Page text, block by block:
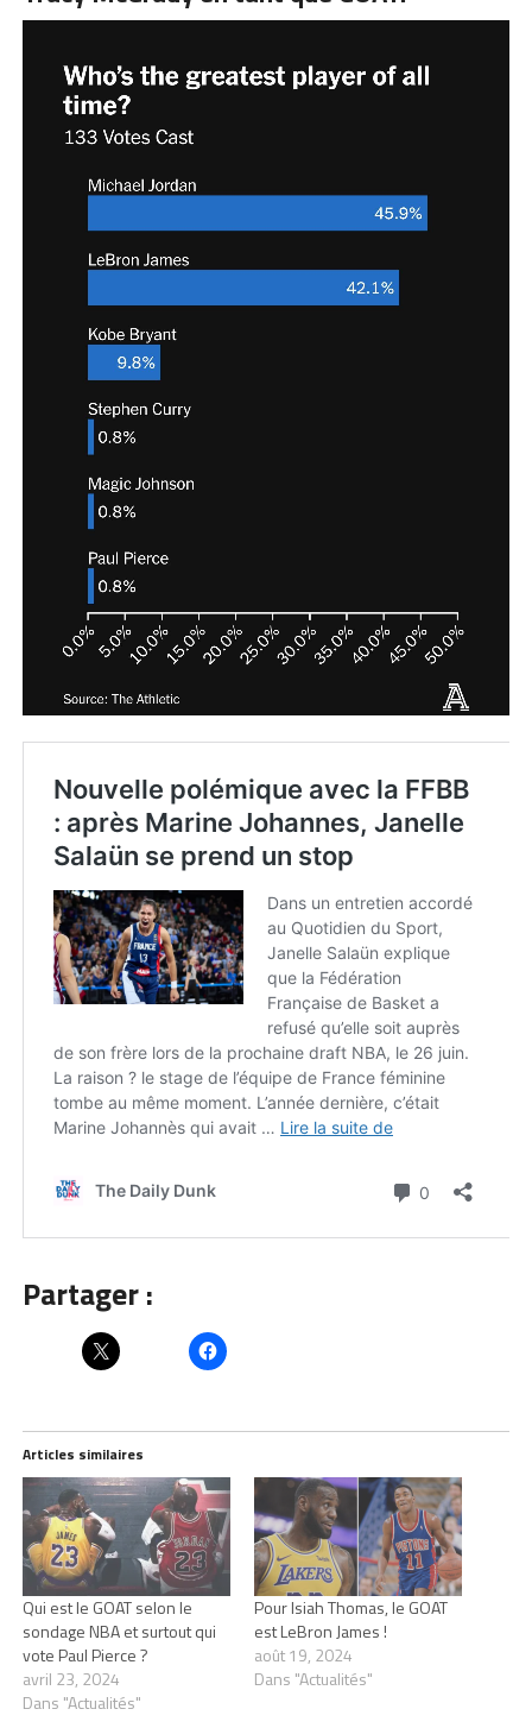
Partager :
Articles similaires
Qui est le GOAT selon le
sondage NBA et surtout qui
vote Paul Pierce ?
avril 23, 2024
Dans "Actualités"
Pour Isiah Thomas, le GOAT
est LeBron James !
août 19, 2024
Dans "Actualités"